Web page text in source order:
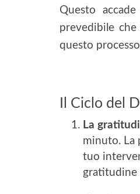
Questo
prevedibile che
questo
Il Ciclo del
La
minuto. La
tuo
gratitudine